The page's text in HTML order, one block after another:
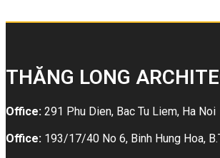
THĂNG LONG
Office: 291 Phu Dien, Bac Tu Liem, Ha Noi
Office: 193/17/40 No 6, Binh Hung Hoa,